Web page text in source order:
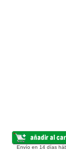
Envío en 14 días